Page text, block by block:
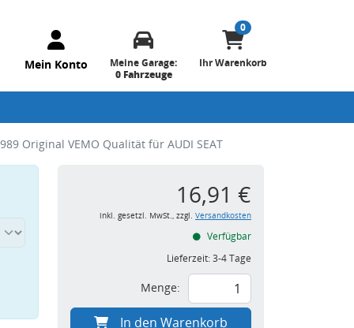
Mein Konto
Meine Garage:
0 Fahrzeuge
0
Ihr Warenkorb
Original VEMO Qualität für AUDI SEAT
16,91 €
inkl. gesetzl. MwSt., zzgl. Versandkosten
Verfügbar
Lieferzeit:3-4 Tage
Menge:
In den Warenkorb